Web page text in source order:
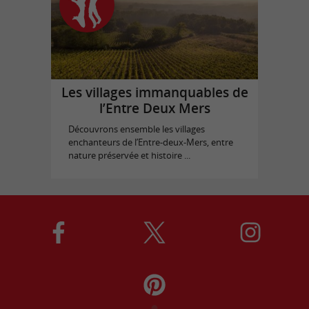
Les villages immanquables de
l’Entre Deux Mers
Découvrons ensemble les villages
enchanteurs de l’Entre-deux-Mers, entre
nature préservée et histoire ...